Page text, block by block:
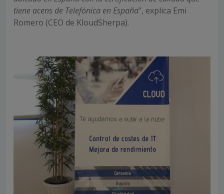
tiene acens de Telefónica en España”, explica Emi
Romero (CEO de KloudSherpa).